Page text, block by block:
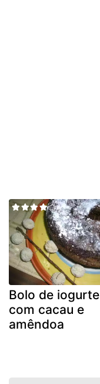
Bolo de iogurte
com cacau e
amêndoa